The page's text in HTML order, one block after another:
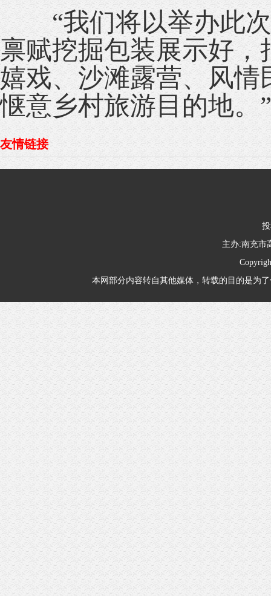
“我们将以举办此次
禀赋挖掘包装展示好
嬉戏、沙滩露营、风
惬意乡村旅游目的地。
友情链接
主办:南充
本网部分内容转自其他媒体，转载的目的是为